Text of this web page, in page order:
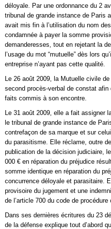
déloyale. Par une ordonnance du 2
tribunal de grande instance de Paris
avait mis fin à l’utilisation du nom
condamnée à payer la somme
demanderesses, tout en rejetant la
l’usage du mot “mutuelle” dès lors
entreprise n’ayant pas cette qualité.
Le 26 août 2009, la Mutuelle civile
second procès-verbal de constat
faits commis à son encontre.
Le 31 août 2009, elle a fait assigner
le tribunal de grande instance de
contrefaçon de sa marque et sur
du parasitisme. Elle réclame, outre
publication de la décision judiciaire,
000 € en réparation du préjudice
somme identique en réparation du
concurrence déloyale et parasitaire.
provisoire du jugement et une
de l’article 700 du code de procédure
Dans ses dernières écritures du 23
de la défense explique tout d’abord